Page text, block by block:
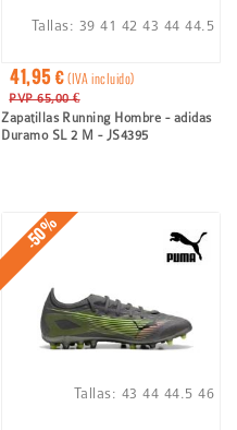
41,95 €(IVA incluido)
PVP 65,00 €
Zapatillas Running Hombre - adidas
Duramo SL 2 M - JS4395
Tallas: 39 41 42 43 44 44.5
-50%
Tallas: 43 44 44.5 46